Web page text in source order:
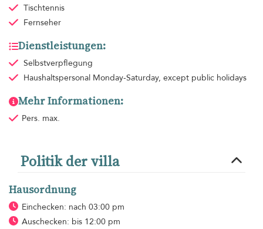
Tischtennis
Fernseher
Dienstleistungen:
Selbstverpflegung
Haushaltspersonal Monday-Saturday, except public holidays
Mehr Informationen:
Pers. max.
Politik der villa
Hausordnung
Einchecken: nach 03:00 pm
Auschecken: bis 12:00 pm